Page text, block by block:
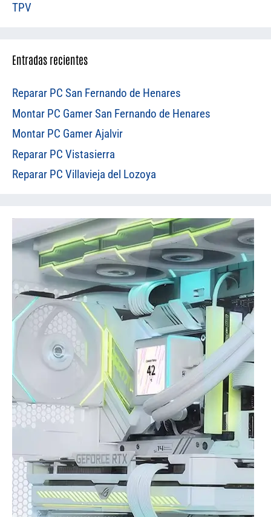
TPV
Entradas recientes
Reparar PC San Fernando de Henares
Montar PC Gamer San Fernando de Henares
Montar PC Gamer Ajalvir
Reparar PC Vistasierra
Reparar PC Villavieja del Lozoya